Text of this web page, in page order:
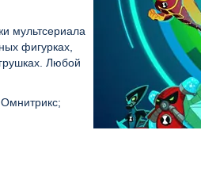
мультсериала
фигурках,
Любой